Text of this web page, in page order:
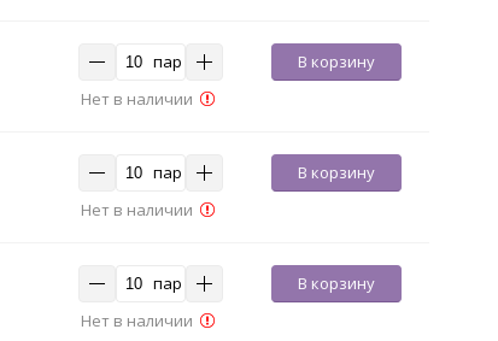
пар
В корзину
Нет в наличии
пар
В корзину
Нет в наличии
пар
В корзину
Нет в наличии